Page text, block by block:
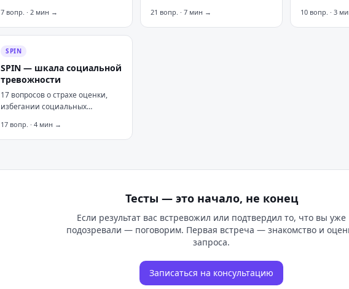
7 вопр. · 2 мин →
последние 2 недели.
21 вопр. · 7 мин →
последнем
10 вопр. · 3
SPIN
SPIN — шкала социальной
тревожности
17 вопросов о страхе оценки,
избегании социальных
симптомах тревоги.
17 вопр. · 4 мин →
Тесты — это начало, не конец
Если результат вас встревожил или подтвердил то, что вы уже
подозревали — поговорим. Первая встреча — знакомство и
запроса.
Записаться на консультацию